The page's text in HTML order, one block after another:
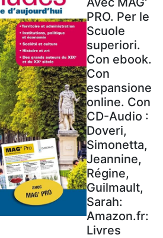
PRO. Per le
Scuole
superiori.
Con ebook.
Con
espansione
online. Con
CD-Audio :
Doveri,
Simonetta,
Jeannine,
Régine,
Guilmault,
Sarah:
Amazon.fr:
Livres